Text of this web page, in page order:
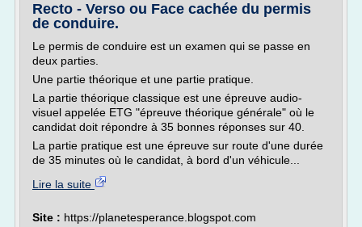
Recto - Verso ou Face cachée du permis
de conduire.
Le permis de conduire est un examen qui se passe en
deux parties.
Une partie théorique et une partie pratique.
La partie théorique classique est une épreuve audio-
visuel appelée ETG "épreuve théorique générale" où le
candidat doit répondre à 35 bonnes réponses sur 40.
La partie pratique est une épreuve sur route d'une durée
de 35 minutes où le candidat, à bord d'un véhicule...
Lire la suite
Site : https://planetesperance.blogspot.com